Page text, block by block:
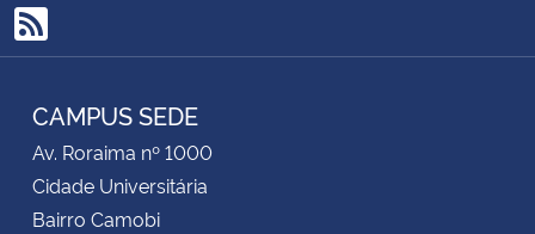
RSS
CAMPUS SEDE
Av. Roraima nº 1000
Cidade Universitária
Bairro Camobi